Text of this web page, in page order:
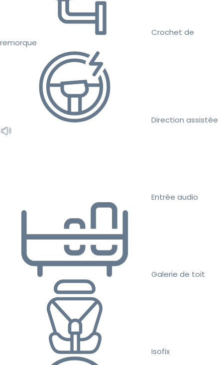
Crochet de
remorque
Direction assistée
Entrée audio
Galerie de toit
Isofix